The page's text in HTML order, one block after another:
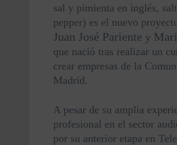
sal y pimienta en inglés,
Juan José Pariente y
que nació tras realizar un
crear empresas de la
Madrid.
A pesar de su amplia
profesional en el sector
por su anterior etapa en